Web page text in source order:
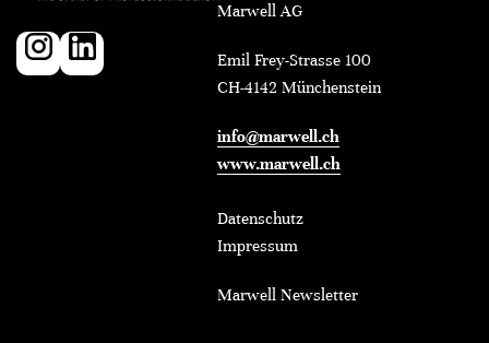
Marwell AG
Emil Frey-Strasse 100
CH-4142 Münchenstein
info@marwell.ch
www.marwell.ch
Datenschutz
Impressum
Marwell Newsletter